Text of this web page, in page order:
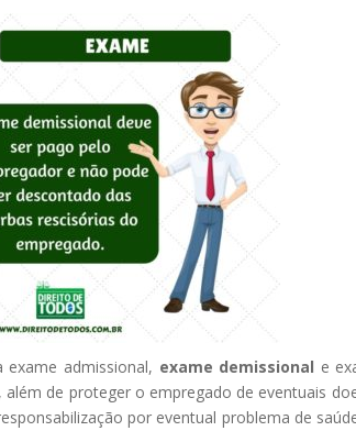
exame admissional, exame demissional e
além de proteger o empregado de eventuais
por eventual problema de